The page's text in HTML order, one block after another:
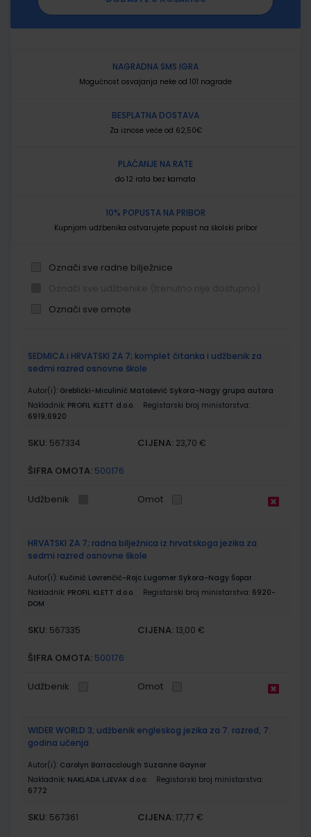
NAGRADNA SMS IGRA
Mogućnost osvajanja neke od 101 nagrade
BESPLATNA DOSTAVA
Za iznose veće od 62,50€
PLAĆANJE NA RATE
do 12 rata bez kamata
10% POPUSTA NA PRIBOR
Kupnjom udžbenika ostvarujete popust na školski pribor
Označi sve radne bilježnice
Označi sve omote
proizvodi
SEDMICA i HRVATSKI ZA 7; komplet čitanka i udžbenik za
sedmi razred osnovne škole
Autor(i): Greblički-Miculinić Matošević Sykora-Nagy grupa autora
Nakladnik: PROFIL KLETT d.o.o.
Registarski broj ministarstva:
6919;6920
SKU: 567334 CIJENA: 23,70 €
ŠIFRA OMOTA: 500176
Udžbenik Omot
HRVATSKI ZA 7; radna bilježnica iz hrvatskoga jezika za
sedmi razred osnovne škole
Autor(i): Kučinić Lovrenčić-Rojc Lugomer Sykora-Nagy Šopar
Nakladnik: PROFIL KLETT d.o.o. Registarski broj ministarstva: 6920-
DOM
SKU: 567335 CIJENA: 13,00 €
ŠIFRA OMOTA: 500176
Udžbenik Omot
WIDER WORLD 3; udžbenik engleskog jezika za 7. razred, 7.
godina učenja
Autor(i): Carolyn Barracclough Suzanne Gaynor
Nakladnik: NAKLADA LJEVAK d.o.o.
Registarski broj ministarstva:
6772
SKU: 567361 CIJENA: 17,77 €